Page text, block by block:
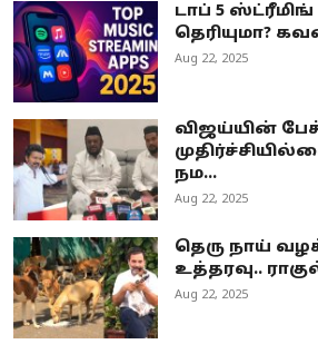
டாப் 5 ஸ்ட்ரீமிங்
தெரியுமா?
Aug 22, 2025
விஜய்யின்
நம...
Aug 22, 2025
தெரு நாய்
உத்தரவு..
Aug 22, 2025